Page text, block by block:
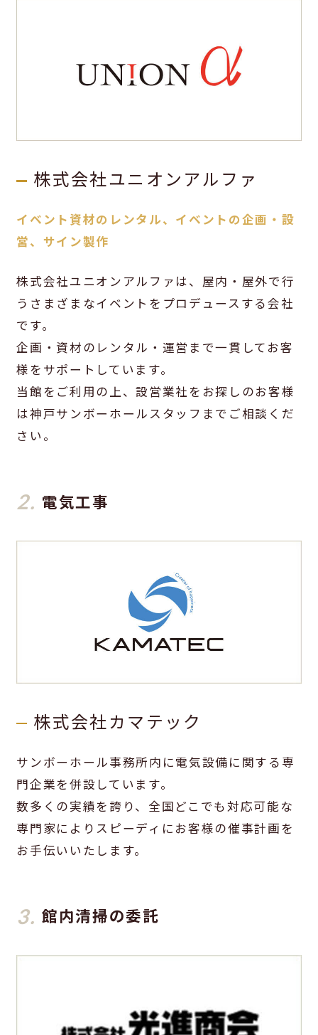
株式会社ユニオンアルファ
イベント資材のレンタル、イベントの企画・設
営、サイン製作
株式会社ユニオンアルファは、屋内・屋外で行
うさまざまなイベントをプロデュースする会社
です。
企画・資材のレンタル・運営まで一貫してお客
様をサポートしています。
当館をご利用の上、設営業社をお探しのお客様
は神戸サンボーホールスタッフまでご相談くだ
さい。
2. 電気工事
株式会社カマテック
サンボーホール事務所内に電気設備に関する専
門企業を併設しています。
数多くの実績を誇り、全国どこでも対応可能な
専門家によりスピーディにお客様の催事計画を
お手伝いいたします。
3. 館内清掃の委託